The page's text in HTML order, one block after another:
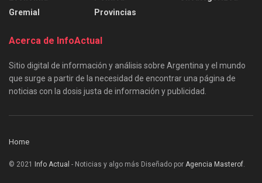
Gremial
Provincias
Acerca de InfoActual
Sitio digital de información y análisis sobre Argentina y el mundo
que surge a partir de la necesidad de encontrar una página de
noticias con la dosis justa de información y publicidad.
Home
© 2021 Info Actual - Noticias y algo más Diseñado por Agencia Masterof.